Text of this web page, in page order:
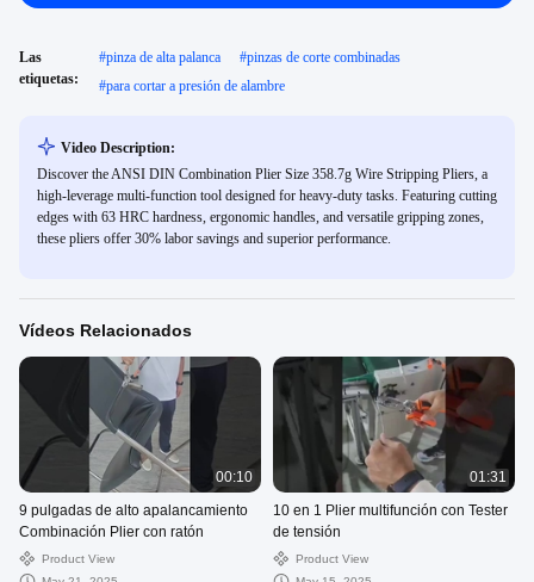
Las
etiquetas:
#pinza de alta palanca #pinzas de corte combinadas
#para cortar a presión de alambre
Video Description:
Discover the ANSI DIN Combination Plier Size 358.7g Wire Stripping Pliers, a
high-leverage multi-function tool designed for heavy-duty tasks. Featuring cutting
edges with 63 HRC hardness, ergonomic handles, and versatile gripping zones,
these pliers offer 30% labor savings and superior performance.
Vídeos Relacionados
00:10
9 pulgadas de alto apalancamiento
Combinación Plier con ratón
Product View
01:31
10 en 1 Plier multifunción con Tester
de tensión
Product View